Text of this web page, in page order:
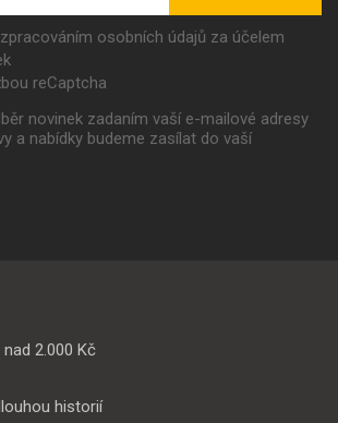
osobních údajů za účelem
reCaptcha
novinek zadaním vaší e-mailové adresy
a nabídky budeme zasílat do vaší
2.000 Kč
historií